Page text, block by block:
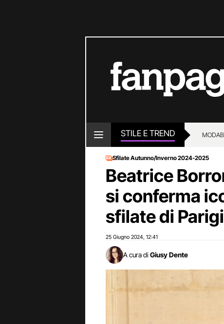
STILE E TREND MODA
Sfilate Autunno/Inverno 2024-2025
Beatrice
si conferma
sfilate di Parigi
25 Giugno 2024 12:41
A cura di Giusy Dente